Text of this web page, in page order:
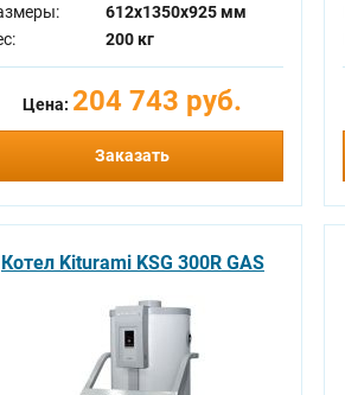
612x1350x925 мм
200 кг
Цена: 204 743 руб.
Заказать
Котел Kiturami KSG 300R GAS